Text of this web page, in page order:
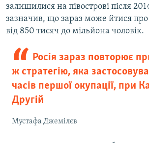
залишилися на півострові після
зазначив, що зараз може йтися
від 850 тисяч до мільйона чоловік.
Росія зараз повторює
ж стратегію, яка
часів першої окупації, при
Другій
Мустафа Джемілєв